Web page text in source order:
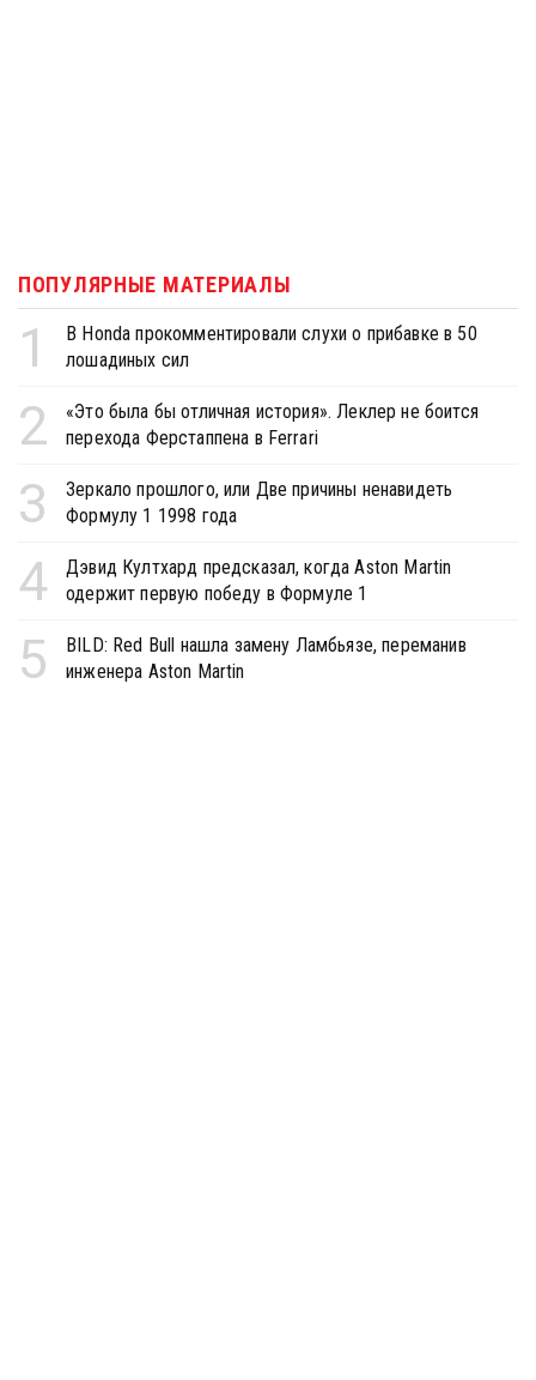
ПОПУЛЯРНЫЕ МАТЕРИАЛЫ
1
В Honda прокомментировали слухи о прибавке в 50
лошадиных сил
2
«Это была бы отличная история». Леклер не боится
перехода Ферстаппена в Ferrari
3
Зеркало прошлого, или Две причины ненавидеть
Формулу 1 1998 года
4
Дэвид Култхард предсказал, когда Aston Martin
одержит первую победу в Формуле 1
5
BILD: Red Bull нашла замену Ламбьязе, переманив
инженера Aston Martin